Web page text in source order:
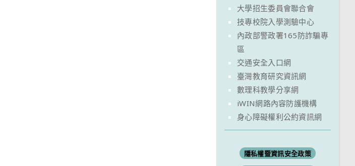
大學招生委員會聯合會
技專校院入學測驗中心
內政部警政署165防詐騙專
區
交通安全入口網
臺灣教育研究資訊網
數理科教學分享網
iWIN網路內容防護機構
身心障礙權利公約資訊網
隱私權暨資訊安全政策